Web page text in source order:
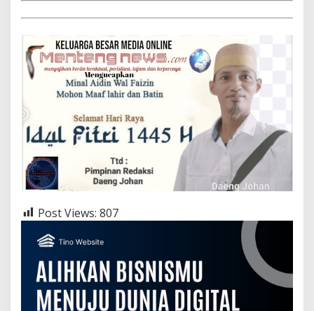
Post Views: 807